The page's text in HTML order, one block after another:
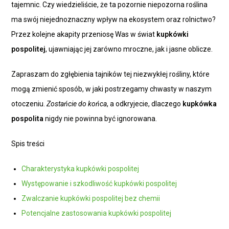
tajemnic. Czy wiedzieliście, że ta pozornie niepozorna roślina
ma swój niejednoznaczny wpływ na ekosystem oraz rolnictwo?
Przez kolejne akapity przeniosę Was w świat kupkówki
pospolitej, ujawniając jej zarówno mroczne, jak i jasne oblicze.
Zapraszam do zgłębienia tajników tej niezwykłej rośliny, które
mogą zmienić sposób, w jaki postrzegamy chwasty w naszym
otoczeniu.Zostańcie do końca, a odkryjecie, dlaczego kupkówka
pospolitanigdy nie powinna być ignorowana.
Spis treści
Charakterystyka kupkówki pospolitej
Występowanie i szkodliwość kupkówki pospolitej
Zwalczanie kupkówki pospolitej bez chemii
Potencjalne zastosowania kupkówki pospolitej